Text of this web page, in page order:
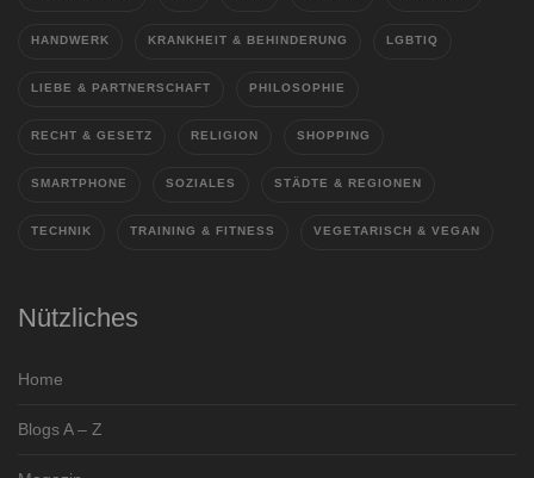
HANDWERK KRANKHEIT & BEHINDERUNG LGBTIQ
LIEBE & PARTNERSCHAFT PHILOSOPHIE
RECHT & GESETZ RELIGION SHOPPING
SMARTPHONE SOZIALES STÄDTE & REGIONEN
TECHNIK TRAINING & FITNESS VEGETARISCH & VEGAN
Nützliches
Home
Blogs A – Z